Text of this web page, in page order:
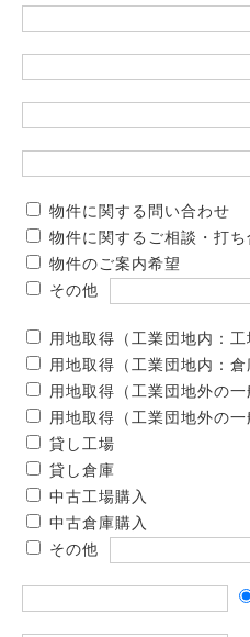
物件に関する問い合わせ
物件に関するご相談・打
物件のご案内希望
その他
用地取得（工業団地内：工
用地取得（工業団地内：倉
用地取得（工業団地外の
用地取得（工業団地外の
貸し工場
貸し倉庫
中古工場購入
中古倉庫購入
その他